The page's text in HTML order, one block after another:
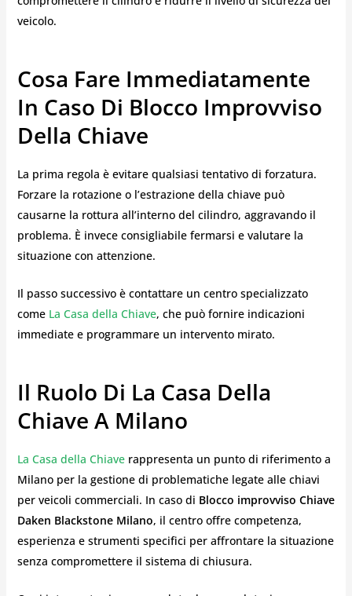
veicolo.
Cosa Fare Immediatamente
In Caso Di Blocco Improvviso
Della Chiave
La prima regola è evitare qualsiasi tentativo di forzatura.
Forzare la rotazione o l’estrazione della chiave può
causarne la rottura all’interno del cilindro, aggravando il
problema. È invece consigliabile fermarsi e valutare la
situazione con attenzione.
Il passo successivo è contattare un centro specializzato
comeLa Casa della Chiave, che può fornire indicazioni
immediate e programmare un intervento mirato.
Il Ruolo Di La Casa Della
Chiave A Milano
La Casa della Chiaverappresenta un punto di riferimento a
Milano per la gestione di problematiche legate alle chiavi
per veicoli commerciali. In caso di Blocco improvviso Chiave
Daken Blackstone Milano, il centro offre competenza,
esperienza e strumenti specifici per affrontare la situazione
senza compromettere il sistema di chiusura.